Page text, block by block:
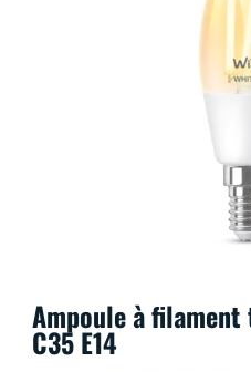
Ampoule à
C35 E14